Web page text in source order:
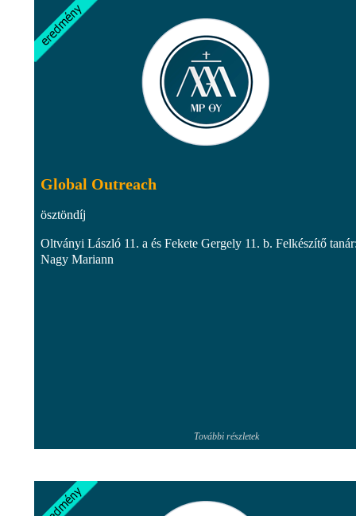
Global Outreach
ösztöndíj
Oltványi László 11. a és Fekete Gergely 11. b. Felkészítő
Nagy Mariann
További részletek